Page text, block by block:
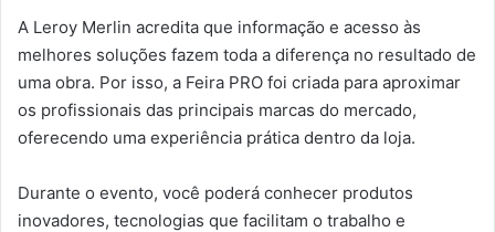
A Leroy Merlin acredita que informação e acesso às
melhores soluções fazem toda a diferença no resultado de
uma obra. Por isso, a Feira PRO foi criada para aproximar
os profissionais das principais marcas do mercado,
oferecendo uma experiência prática dentro da loja.
Durante o evento, você poderá conhecer produtos
inovadores, tecnologias que facilitam o trabalho e